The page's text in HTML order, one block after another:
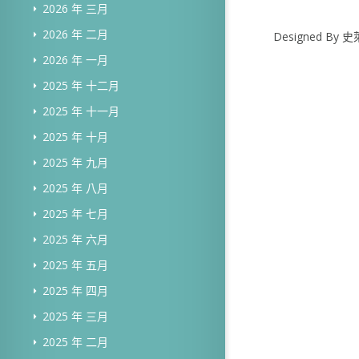
2026 年 三月
2026 年 二月
2026 年 一月
2025 年 十二月
2025 年 十一月
2025 年 十月
2025 年 九月
2025 年 八月
2025 年 七月
2025 年 六月
2025 年 五月
2025 年 四月
2025 年 三月
2025 年 二月
Designed By 史